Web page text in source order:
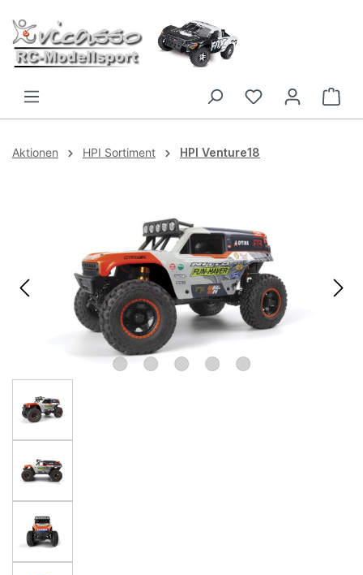
Zum Hauptinhalt springen
Aktionen HPI Sortiment HPI Venture18